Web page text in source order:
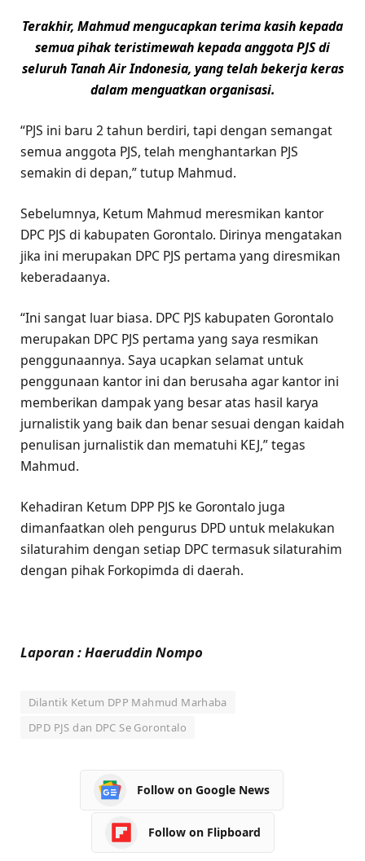
Terakhir, Mahmud mengucapkan terima kasih kepada
semua pihak teristimewah kepada anggota PJS di
seluruh Tanah Air Indonesia, yang telah bekerja keras
dalam menguatkan organisasi.
“PJS ini baru 2 tahun berdiri, tapi dengan semangat
semua anggota PJS, telah menghantarkan PJS
semakin di depan,” tutup Mahmud.
Sebelumnya, Ketum Mahmud meresmikan kantor
DPC PJS di kabupaten Gorontalo. Dirinya mengatakan
jika ini merupakan DPC PJS pertama yang diresmikan
keberadaanya.
“Ini sangat luar biasa. DPC PJS kabupaten Gorontalo
merupakan DPC PJS pertama yang saya resmikan
penggunaannya. Saya ucapkan selamat untuk
penggunaan kantor ini dan berusaha agar kantor ini
memberikan dampak yang besar atas hasil karya
jurnalistik yang baik dan benar sesuai dengan kaidah
penulisan jurnalistik dan mematuhi KEJ,” tegas
Mahmud.
Kehadiran Ketum DPP PJS ke Gorontalo juga
dimanfaatkan oleh pengurus DPD untuk melakukan
silaturahim dengan setiap DPC termasuk silaturahim
dengan pihak Forkopimda di daerah.
Laporan : Haeruddin Nompo
Dilantik Ketum DPP Mahmud Marhaba
DPD PJS dan DPC Se Gorontalo
Follow on Google News
Follow on Flipboard